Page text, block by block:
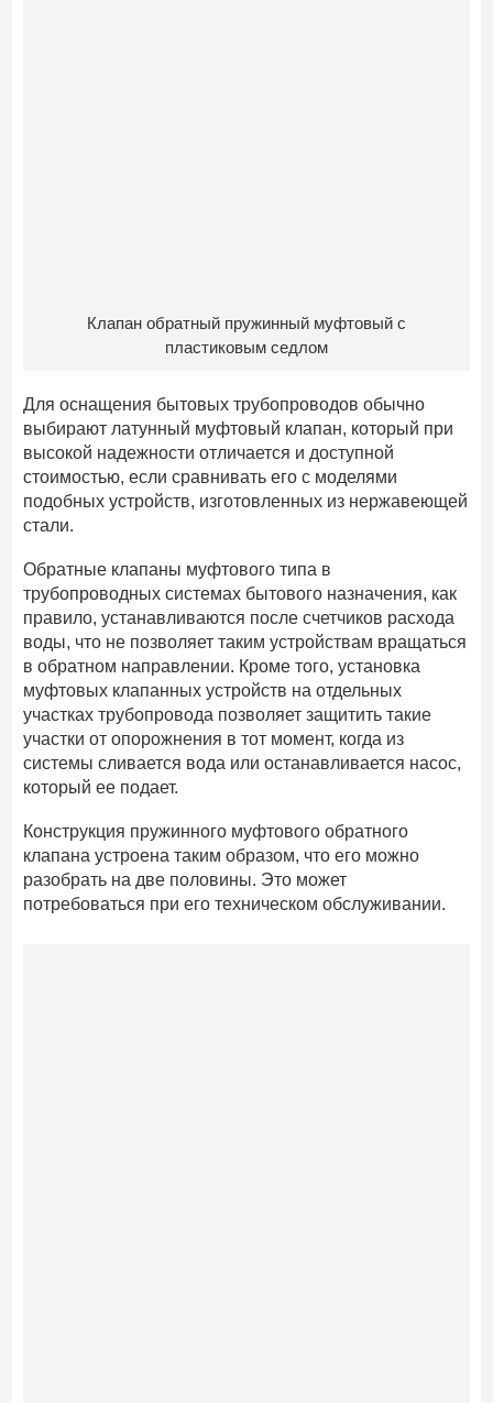
Клапан обратный пружинный муфтовый с
пластиковым седлом
Для оснащения бытовых трубопроводов обычно
выбирают латунный муфтовый клапан, который при
высокой надежности отличается и доступной
стоимостью, если сравнивать его с моделями
подобных устройств, изготовленных из нержавеющей
стали.
Обратные клапаны муфтового типа в
трубопроводных системах бытового назначения, как
правило, устанавливаются после счетчиков расхода
воды, что не позволяет таким устройствам вращаться
в обратном направлении. Кроме того, установка
муфтовых клапанных устройств на отдельных
участках трубопровода позволяет защитить такие
участки от опорожнения в тот момент, когда из
системы сливается вода или останавливается насос,
который ее подает.
Конструкция пружинного муфтового обратного
клапана устроена таким образом, что его можно
разобрать на две половины. Это может
потребоваться при его техническом обслуживании.